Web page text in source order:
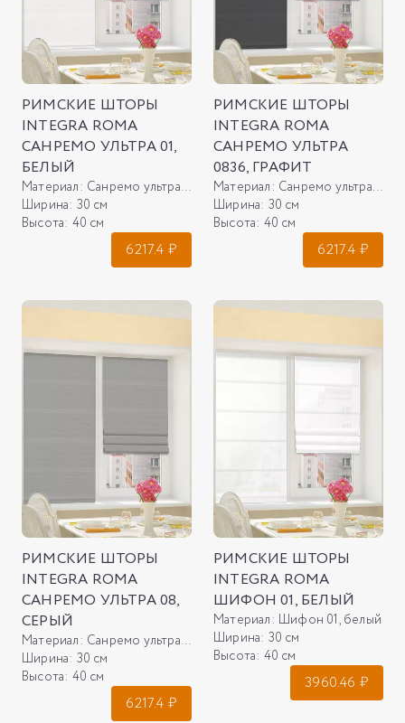
РИМСКИЕ ШТОРЫ
INTEGRA ROMA
САНРЕМО УЛЬТРА 01,
БЕЛЫЙ
Материал: Санремо ультра 01, белый
Ширина: 30 см
Высота: 40 см
6217.4 ₽
РИМСКИЕ ШТОРЫ
INTEGRA ROMA
САНРЕМО УЛЬТРА
0836, ГРАФИТ
Материал: Санремо ультра 0836, графит
Ширина: 30 см
Высота: 40 см
6217.4 ₽
РИМСКИЕ ШТОРЫ
INTEGRA ROMA
САНРЕМО УЛЬТРА 08,
СЕРЫЙ
Материал: Санремо ультра 08, серый
Ширина: 30 см
Высота: 40 см
6217.4 ₽
РИМСКИЕ ШТОРЫ
INTEGRA ROMA
ШИФОН 01, БЕЛЫЙ
Материал: Шифон 01, белый
Ширина: 30 см
Высота: 40 см
3960.46 ₽